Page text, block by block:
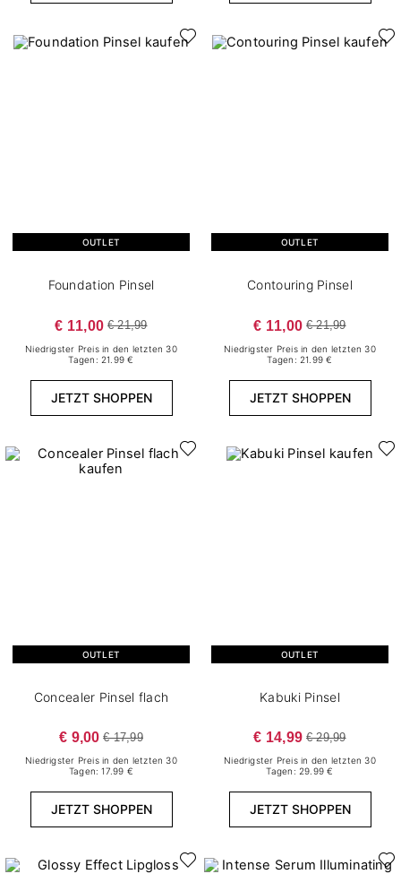
OUTLET
Foundation Pinsel
€ 11,00 € 21,99
Niedrigster Preis in den letzten 30
Tagen: 21.99 €
JETZT SHOPPEN
OUTLET
Contouring Pinsel
€ 11,00 € 21,99
Niedrigster Preis in den letzten 30
Tagen: 21.99 €
JETZT SHOPPEN
OUTLET
Concealer Pinsel flach
€ 9,00 € 17,99
Niedrigster Preis in den letzten 30
Tagen: 17.99 €
JETZT SHOPPEN
OUTLET
Kabuki Pinsel
€ 14,99 € 29,99
Niedrigster Preis in den letzten 30
Tagen: 29.99 €
JETZT SHOPPEN